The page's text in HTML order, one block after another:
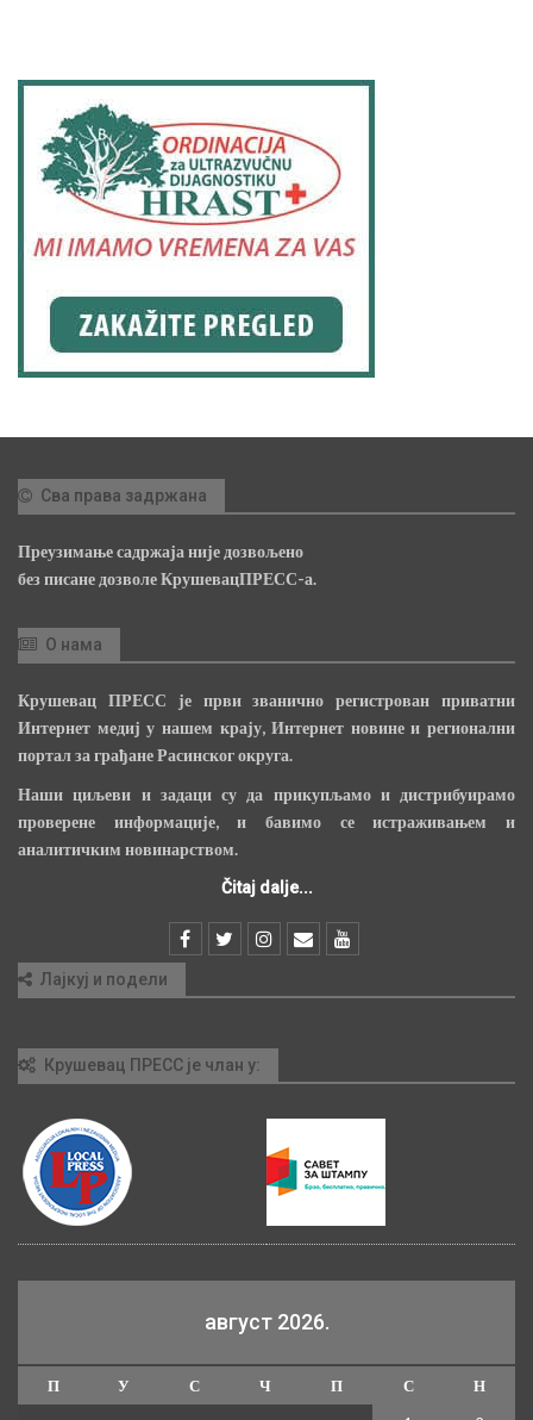
Сва права задржана
Преузимање садржаја није дозвољено
без писане дозволе КрушевацПРЕСС-а.
О нама
Крушевац ПРЕСС је први званично регистрован приватни
Интернет медиј у нашем крају, Интернет новине и регионални
портал за грађане Расинског округа.
Наши циљеви и задаци су да прикупљамо и дистрибуирамо
проверене информације, и бавимо се истраживањем и
аналитичким новинарством.
Čitaj dalje...
Лајкуј и подели
Крушевац ПРЕСС је члан у:
август 2026.
П У С Ч П С
Н